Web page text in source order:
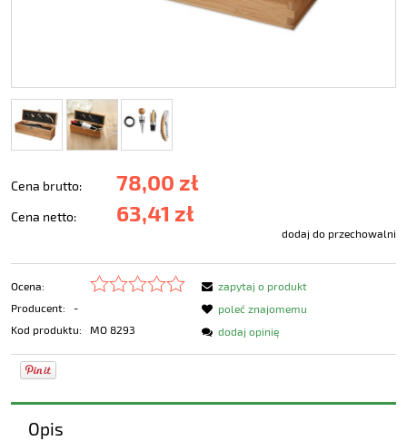
Cena brutto: 78,00 zł
Cena netto: 63,41 zł
dodaj do przechowalni
Ocena:
Producent:
-
Kod produktu:
MO 8293
zapytaj o produkt
poleć znajomemu
dodaj opinię
Opis